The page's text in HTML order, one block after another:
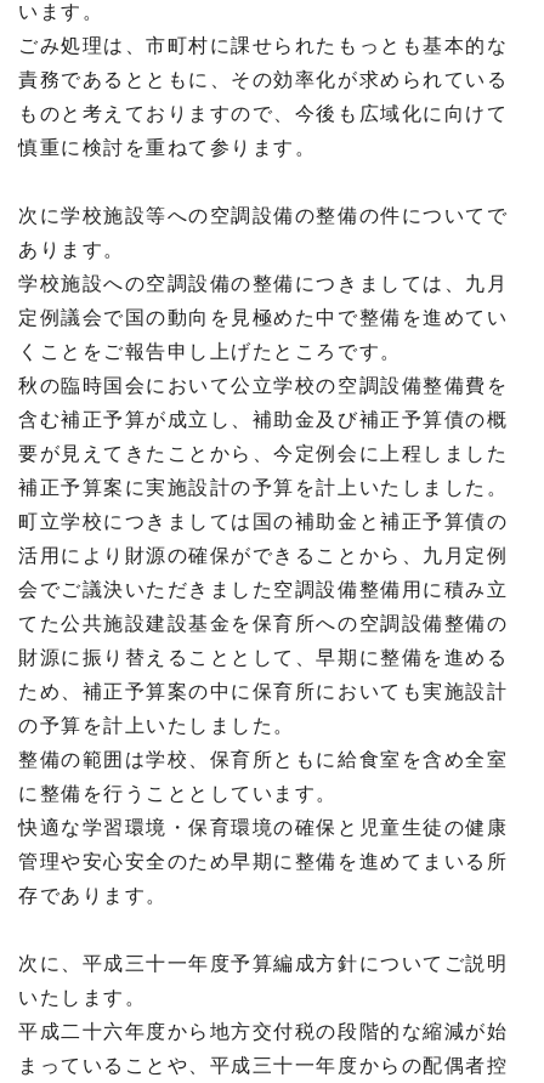
います。
ごみ処理は、市町村に課せられたもっとも基本的な
責務であるとともに、その効率化が求められている
ものと考えておりますので、今後も広域化に向けて
慎重に検討を重ねて参ります。
次に学校施設等への空調設備の整備の件についてで
あります。
学校施設への空調設備の整備につきましては、九月
定例議会で国の動向を見極めた中で整備を進めてい
くことをご報告申し上げたところです。
秋の臨時国会において公立学校の空調設備整備費を
含む補正予算が成立し、補助金及び補正予算債の概
要が見えてきたことから、今定例会に上程しました
補正予算案に実施設計の予算を計上いたしました。
町立学校につきましては国の補助金と補正予算債の
活用により財源の確保ができることから、九月定例
会でご議決いただきました空調設備整備用に積み立
てた公共施設建設基金を保育所への空調設備整備の
財源に振り替えることとして、早期に整備を進める
ため、補正予算案の中に保育所においても実施設計
の予算を計上いたしました。
整備の範囲は学校、保育所ともに給食室を含め全室
に整備を行うこととしています。
快適な学習環境・保育環境の確保と児童生徒の健康
管理や安心安全のため早期に整備を進めてまいる所
存であります。
次に、平成三十一年度予算編成方針についてご説明
いたします。
平成二十六年度から地方交付税の段階的な縮減が始
まっていることや、平成三十一年度からの配偶者控